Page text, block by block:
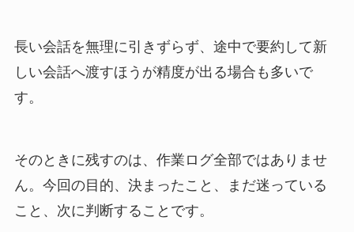
長い会話を無理に引きずらず、途中で要約して新
しい会話へ渡すほうが精度が出る場合も多いで
す。
そのときに残すのは、作業ログ全部ではありませ
ん。今回の目的、決まったこと、まだ迷っている
こと、次に判断することです。